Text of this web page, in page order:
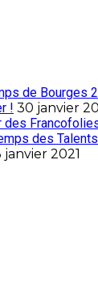
de Bourges
! 30 janvier
des
des
janvier 2021